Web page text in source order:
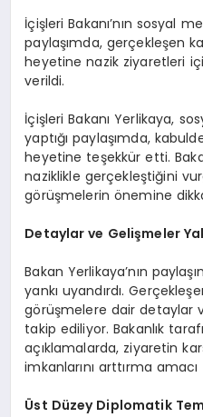
İçişleri Bakanı’nın sosyal
paylaşımda, gerçekleşen
heyetine nazik ziyaretleri
verildi.
İçişleri Bakanı Yerlikaya,
yaptığı paylaşımda,
heyetine teşekkür etti.
naziklikle gerçekleştiğini
görüşmelerin önemine
Detaylar ve Gelişmeler
Bakan Yerlikaya’nın
yankı uyandırdı.
görüşmelere dair detaylar
takip ediliyor. Bakanlık
açıklamalarda, ziyaretin
imkanlarını arttırma amacı
Üst Düzey Diplomatik